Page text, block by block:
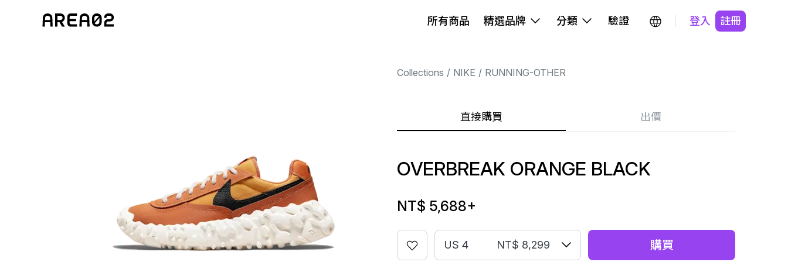
所有商品 精選品牌 分類 驗證 登入 註冊
Collections NIKE RUNNING-OTHER
直接購買 出價
OVERBREAK ORANGE BLACK
NT$ 5,688+
US 4 NT$ 8,299 購買